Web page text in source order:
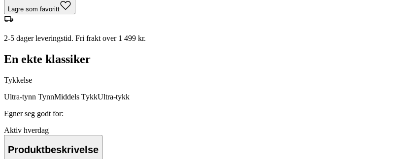
Lagre som favoritt
2-5 dager leveringstid. Fri frakt over 1 499 kr.
En ekte klassiker
Tykkelse
Ultra-tynn TynnMiddels TykkUltra-tykk
Egner seg godt for:
Aktiv hverdag
Produktbeskrivelse